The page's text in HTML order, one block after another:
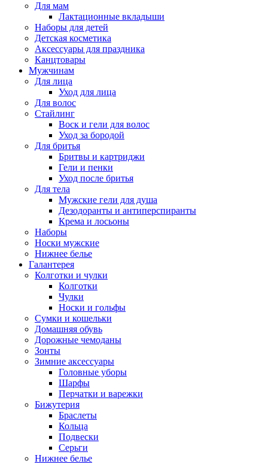
Для мам
Лактационные вкладыши
Наборы для детей
Детская косметика
Аксессуары для праздника
Канцтовары
Мужчинам
Для лица
Уход для лица
Для волос
Стайлинг
Воск и гели для волос
Уход за бородой
Для бритья
Бритвы и картриджи
Гели и пенки
Уход после бритья
Для тела
Мужские гели для душа
Дезодоранты и антиперспиранты
Крема и лосьоны
Наборы
Носки мужские
Нижнее белье
Галантерея
Колготки и чулки
Колготки
Чулки
Носки и гольфы
Сумки и кошельки
Домашняя обувь
Дорожные чемоданы
Зонты
Зимние аксессуары
Головные уборы
Шарфы
Перчатки и варежки
Бижутерия
Браслеты
Кольца
Подвески
Серьги
Нижнее белье